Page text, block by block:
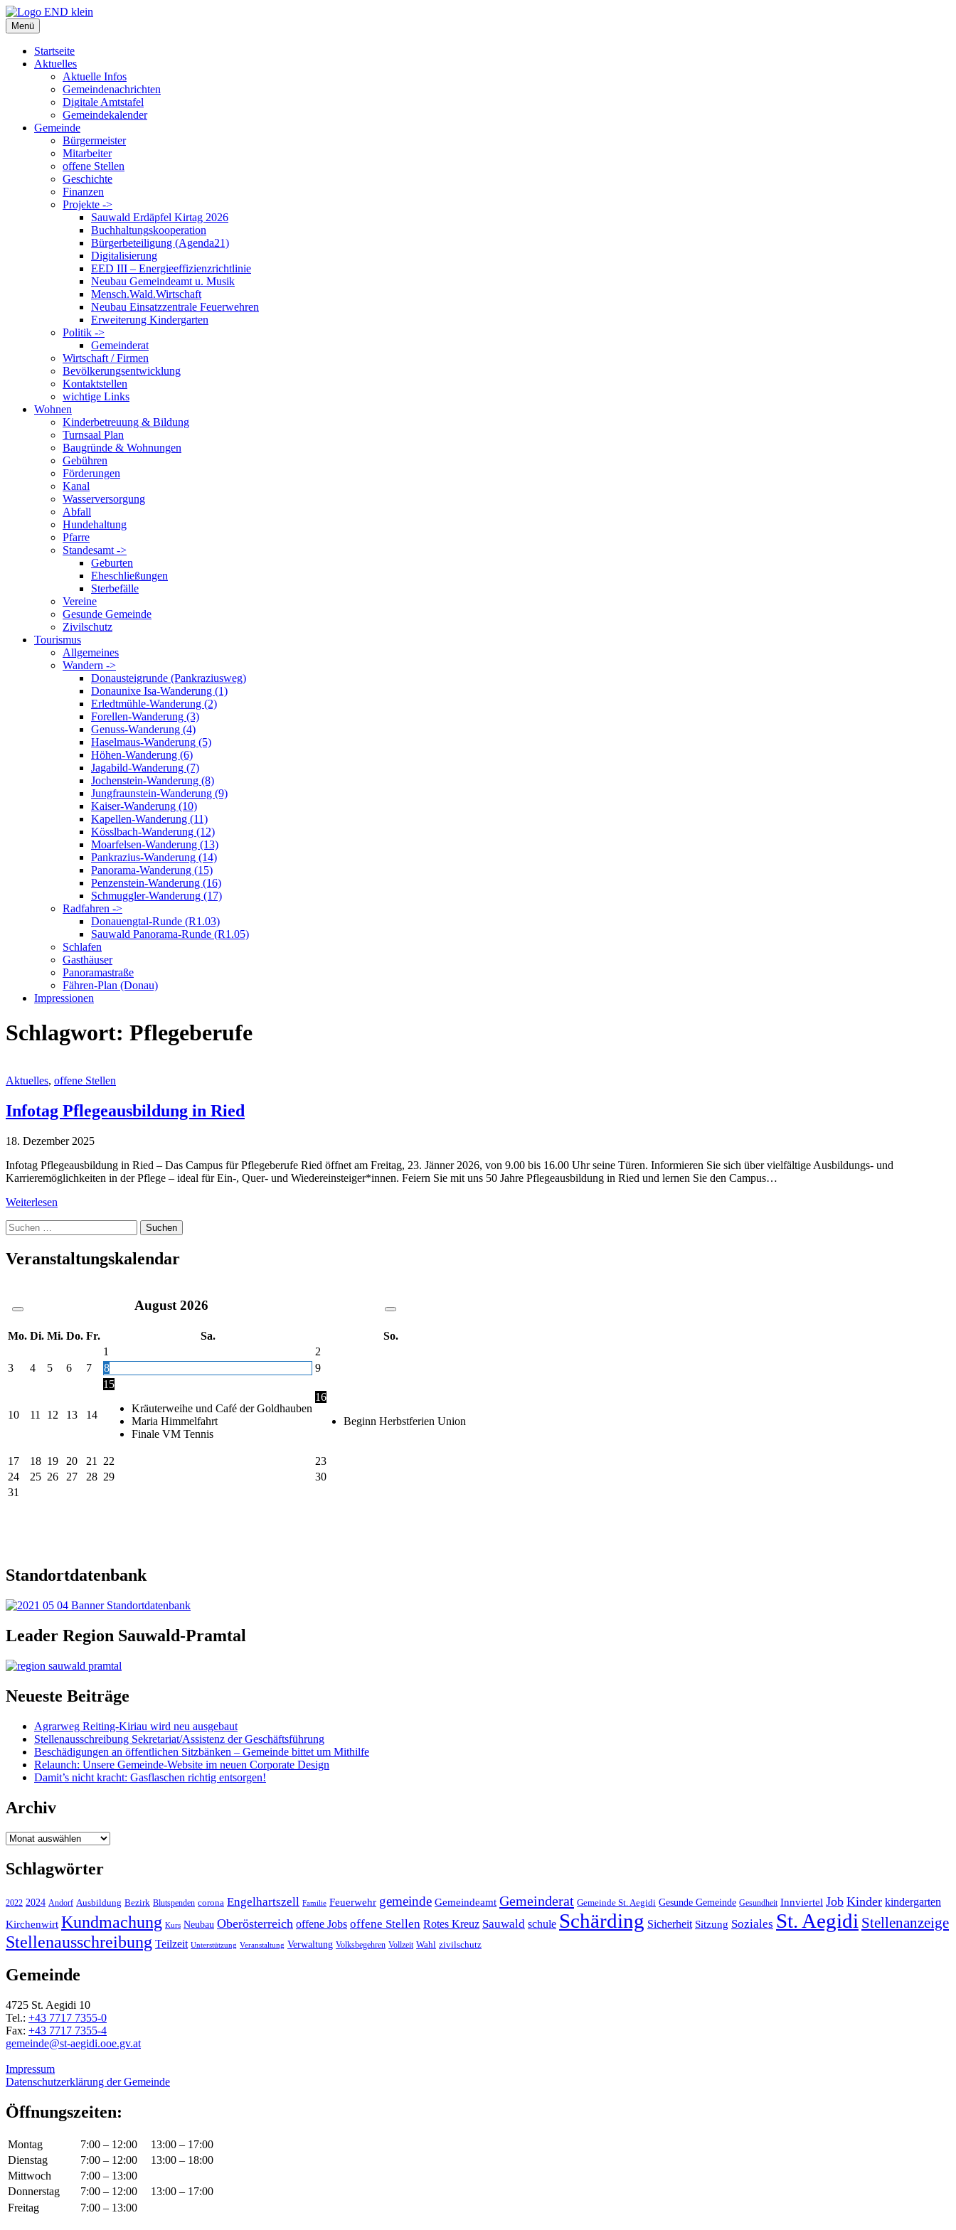
Zum
Inhalt
springen
Menü
Startseite
Aktuelles
Aktuelle Infos
Gemeindenachrichten
Digitale Amtstafel
Gemeindekalender
Gemeinde
Bürgermeister
Mitarbeiter
offene Stellen
Geschichte
Finanzen
Projekte ->
Sauwald Erdäpfel Kirtag 2026
Buchhaltungskooperation
Bürgerbeteiligung (Agenda21)
Digitalisierung
EED III – Energieeffizienzrichtlinie
Neubau Gemeindeamt u. Musik
Mensch.Wald.Wirtschaft
Neubau Einsatzzentrale Feuerwehren
Erweiterung Kindergarten
Politik ->
Gemeinderat
Wirtschaft / Firmen
Bevölkerungsentwicklung
Kontaktstellen
wichtige Links
Wohnen
Kinderbetreuung & Bildung
Turnsaal Plan
Baugründe & Wohnungen
Gebühren
Förderungen
Kanal
Wasserversorgung
Abfall
Hundehaltung
Pfarre
Standesamt ->
Geburten
Eheschließungen
Sterbefälle
Vereine
Gesunde Gemeinde
Zivilschutz
Tourismus
Allgemeines
Wandern ->
Donausteigrunde (Pankraziusweg)
Donaunixe Isa-Wanderung (1)
Erledtmühle-Wanderung (2)
Forellen-Wanderung (3)
Genuss-Wanderung (4)
Haselmaus-Wanderung (5)
Höhen-Wanderung (6)
Jagabild-Wanderung (7)
Jochenstein-Wanderung (8)
Jungfraunstein-Wanderung (9)
Kaiser-Wanderung (10)
Kapellen-Wanderung (11)
Kösslbach-Wanderung (12)
Moarfelsen-Wanderung (13)
Pankrazius-Wanderung (14)
Panorama-Wanderung (15)
Penzenstein-Wanderung (16)
Schmuggler-Wanderung (17)
Radfahren ->
Donauengtal-Runde (R1.03)
Sauwald Panorama-Runde (R1.05)
Schlafen
Gasthäuser
Panoramastraße
Fähren-Plan (Donau)
Impressionen
Schlagwort: Pflegeberufe
Aktuelles, offene Stellen
Infotag Pflegeausbildung in Ried
18. Dezember 2025
Infotag Pflegeausbildung in Ried – Das Campus für Pflegeberufe Ried öffnet am Freitag, 23. Jänner 2026, von 9.00 bis 16.00 Uhr seine Türen. Informieren Sie sich über vielfältige Ausbildungs- und
Karrieremöglichkeiten in der Pflege – ideal für Ein-, Quer- und Wiedereinsteiger*innen. Feiern Sie mit uns 50 Jahre Pflegeausbildung in Ried und lernen Sie den Campus…
Weiterlesen
Suche
nach:
Veranstaltungskalendar
August 2026
Mo. Di. Mi. Do. Fr. Sa.
So.
1
2
3
4 5 6 7 8 9
10 11 12 13 14
15
Kräuterweihe und Café der Goldhauben
Maria Himmelfahrt
Finale VM Tennis
16
Beginn Herbstferien Union
17 18 19 20 21 22
23
24
25 26 27 28 29
30
31
Standortdatenbank
Leader Region Sauwald-Pramtal
Neueste Beiträge
Agrarweg Reiting-Kiriau wird neu ausgebaut
Stellenausschreibung Sekretariat/Assistenz der Geschäftsführung
Beschädigungen an öffentlichen Sitzbänken – Gemeinde bittet um Mithilfe
Relaunch: Unsere Gemeinde-Website im neuen Corporate Design
Damit’s nicht kracht: Gasflaschen richtig entsorgen!
Archiv
Archiv
Schlagwörter
2022 2024 Andorf Ausbildung Bezirk Blutspenden corona Engelhartszell Familie Feuerwehr gemeinde Gemeindeamt Gemeinderat Gemeinde St. Aegidi Gesunde Gemeinde Gesundheit Innviertel Job Kinder kindergarten
Kirchenwirt Kundmachung Kurs Neubau Oberösterreich offene Jobs offene Stellen Rotes Kreuz Sauwald schule Schärding Sicherheit Sitzung Soziales St. Aegidi Stellenanzeige
Stellenausschreibung Teilzeit Unterstützung Veranstaltung Verwaltung Volksbegehren Vollzeit Wahl zivilschutz
Gemeinde
4725 St. Aegidi 10
Tel.: +43 7717 7355-0
Fax: +43 7717 7355-4
gemeinde@st-aegidi.ooe.gv.at
Impressum
Datenschutzerklärung der Gemeinde
Öffnungszeiten:
Montag 7:00 – 12:00
13:00 – 17:00
Dienstag
7:00 – 12:00
13:00 – 18:00
Mittwoch
7:00 – 13:00
Donnerstag
7:00 – 12:00
13:00 – 17:00
Freitag
7:00 – 13:00